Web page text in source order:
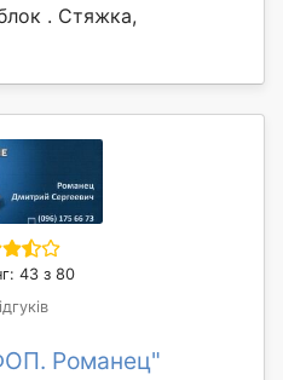
. Стяжка,
43 з 80
Романец"